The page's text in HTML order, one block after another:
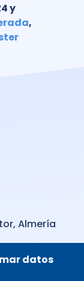
datos
y
,
Almería